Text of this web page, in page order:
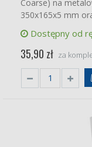
Coarse) na
350x165x5 mm
Dostępny od
35,90 zł za